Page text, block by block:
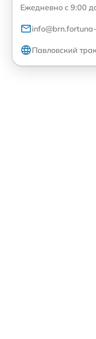
Ежедневно с 9:00
Павловский